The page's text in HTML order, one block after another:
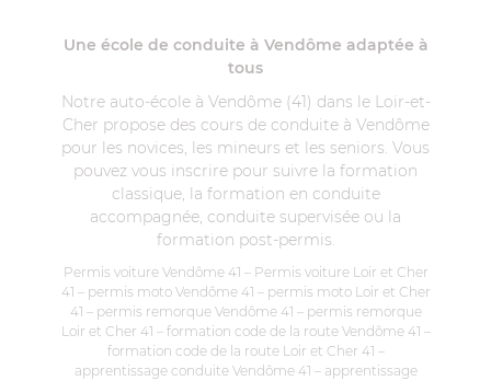
Une école de conduite à Vendôme adaptée à
tous
Notre auto-école à Vendôme (41) dans le Loir-et-
Cher propose des cours de conduite à Vendôme
pour les novices, les mineurs et les seniors. Vous
pouvez vous inscrire pour suivre la formation
classique, la formation en conduite
accompagnée, conduite supervisée ou la
formation post-permis.
Permis voiture Vendôme 41 – Permis voiture Loir et Cher
41 – permis moto Vendôme 41 – permis moto Loir et Cher
41 – permis remorque Vendôme 41 – permis remorque
Loir et Cher 41 – formation code de la route Vendôme 41 –
formation code de la route Loir et Cher 41 –
apprentissage conduite Vendôme 41 – apprentissage